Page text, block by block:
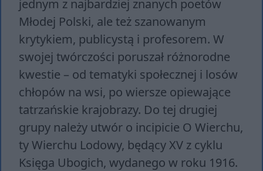
jednym z najbardziej znanych poetów
Młodej Polski, ale też szanowanym
krytykiem, publicystą i profesorem. W
swojej twórczości poruszał różnorodne
kwestie – od tematyki społecznej i losów
chłopów na wsi, po wiersze opiewające
tatrzańskie krajobrazy. Do tej drugiej
grupy należy utwór o incipicie O Wierchu,
ty Wierchu Lodowy, będący XV z cyklu
Księga Ubogich, wydanego w roku 1916.